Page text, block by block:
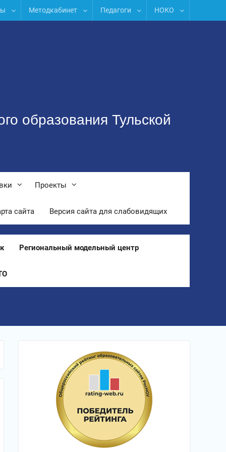
Методкабинет Педагоги НОКО
образования Тульской
Проекты
сайта Версия сайта для слабовидящих
Региональный модельный центр